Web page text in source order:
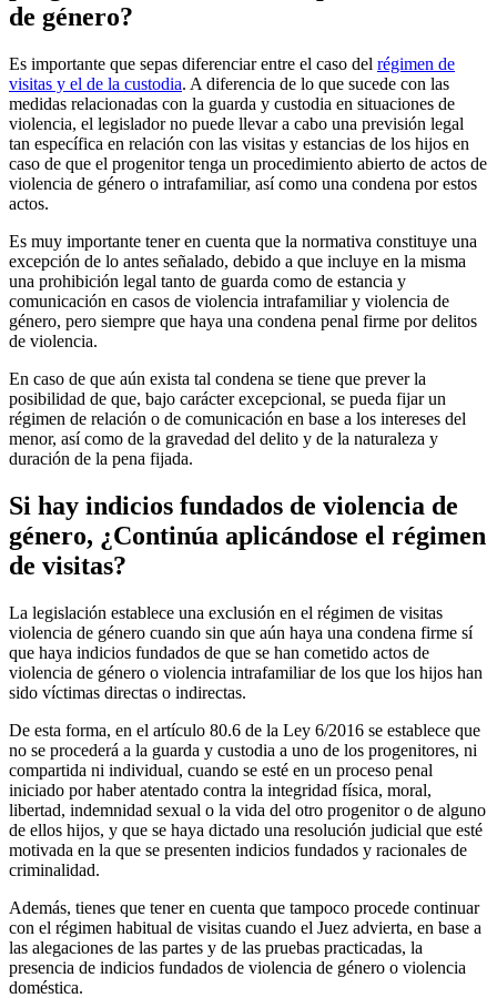
de género?
Es importante que sepas diferenciar entre el caso del régimen de
visitas y el de la custodia. A diferencia de lo que sucede con las
medidas relacionadas con la guarda y custodia en situaciones de
violencia, el legislador no puede llevar a cabo una previsión legal
tan específica en relación con las visitas y estancias de los hijos en
caso de que el progenitor tenga un procedimiento abierto de actos de
violencia de género o intrafamiliar, así como una condena por estos
actos.
Es muy importante tener en cuenta que la normativa constituye una
excepción de lo antes señalado, debido a que incluye en la misma
una prohibición legal tanto de guarda como de estancia y
comunicación en casos de violencia intrafamiliar y violencia de
género, pero siempre que haya una condena penal firme por delitos
de violencia.
En caso de que aún exista tal condena se tiene que prever la
posibilidad de que, bajo carácter excepcional, se pueda fijar un
régimen de relación o de comunicación en base a los intereses del
menor, así como de la gravedad del delito y de la naturaleza y
duración de la pena fijada.
Si hay indicios fundados de violencia de
género, ¿Continúa aplicándose el régimen
de visitas?
La legislación establece una exclusión en el régimen de visitas
violencia de género cuando sin que aún haya una condena firme sí
que haya indicios fundados de que se han cometido actos de
violencia de género o violencia intrafamiliar de los que los hijos han
sido víctimas directas o indirectas.
De esta forma, en el artículo 80.6 de la Ley 6/2016 se establece que
no se procederá a la guarda y custodia a uno de los progenitores, ni
compartida ni individual, cuando se esté en un proceso penal
iniciado por haber atentado contra la integridad física, moral,
libertad, indemnidad sexual o la vida del otro progenitor o de alguno
de ellos hijos, y que se haya dictado una resolución judicial que esté
motivada en la que se presenten indicios fundados y racionales de
criminalidad.
Además, tienes que tener en cuenta que tampoco procede continuar
con el régimen habitual de visitas cuando el Juez advierta, en base a
las alegaciones de las partes y de las pruebas practicadas, la
presencia de indicios fundados de violencia de género o violencia
doméstica.